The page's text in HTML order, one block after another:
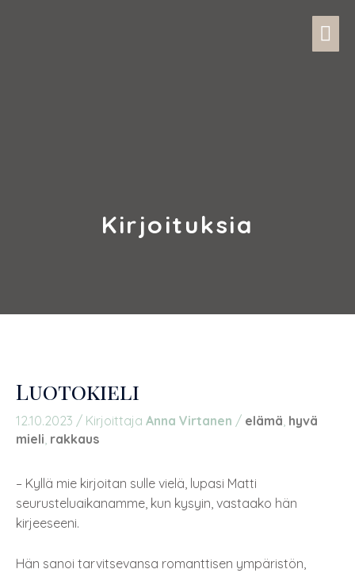
Kirjoituksia
Luotokieli
12.10.2023 / Kirjoittaja Anna Virtanen / elämä, hyvä
mieli, rakkaus
– Kyllä mie kirjoitan sulle vielä, lupasi Matti
seurusteluaikanamme, kun kysyin, vastaako hän
kirjeeseeni.
Hän sanoi tarvitsevansa romanttisen ympäristön,